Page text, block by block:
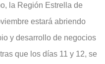
la Región Estrella de
estará abriendo
y desarrollo de negocios
que los días 11 y 12, se